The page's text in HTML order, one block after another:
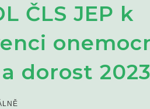
ČLS JEP k
dorost 2023